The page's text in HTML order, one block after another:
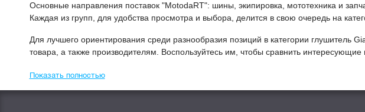
Основные направления поставок "МоtodaRT": шины, экипировка, мототехника и
Каждая из групп, для удобства просмотра и выбора, делится в свою очередь на
Для лучшего ориентирования среди разнообразия позиций в категории Глушитель
товара, а также производителям. Воспользуйтесь им, чтобы сравнить
Показать полностью